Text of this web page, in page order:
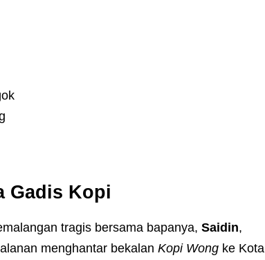
Gadis Kopi
tragis bersama bapanya, Saidin,
menghantar bekalan Kopi Wong ke Kota